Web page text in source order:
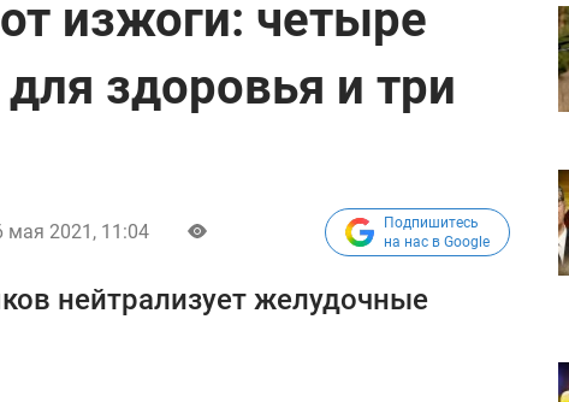
изжоги: четыре
здоровья и три
мая 2021, 11:04
Подпишитесь
на нас в Google
нейтрализует желудочные